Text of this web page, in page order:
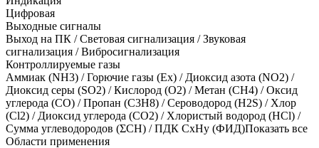
Цифровая
Выходные сигналы
Выход на ПК / Световая сигнализация / Звуковая
сигнализация / Вибросигнализация
Контроллируемые газы
Аммиак (NH3) /Горючие газы (Ex) / Диоксид азота (NO2) /
Диоксид серы (SO2) /Кислород (O2) /Метан (CH4) /Оксид
углерода (CO) /Пропан (C3H8) /Сероводород (H2S) / Хлор
(Cl2) / Диоксид углерода (CO2) / Хлористый водород (HCl) /
Сумма углеводородов (ΣСН) /ПДК СхНу (ФИД)Показать все
Области применения